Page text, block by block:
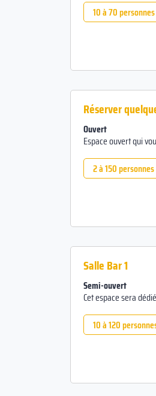
10 à 70 personnes
Réserver
Ouvert
Espace ouvert qui
2 à 150 personnes
Salle Bar 1
Semi-ouvert
Cet espace sera
10 à 120